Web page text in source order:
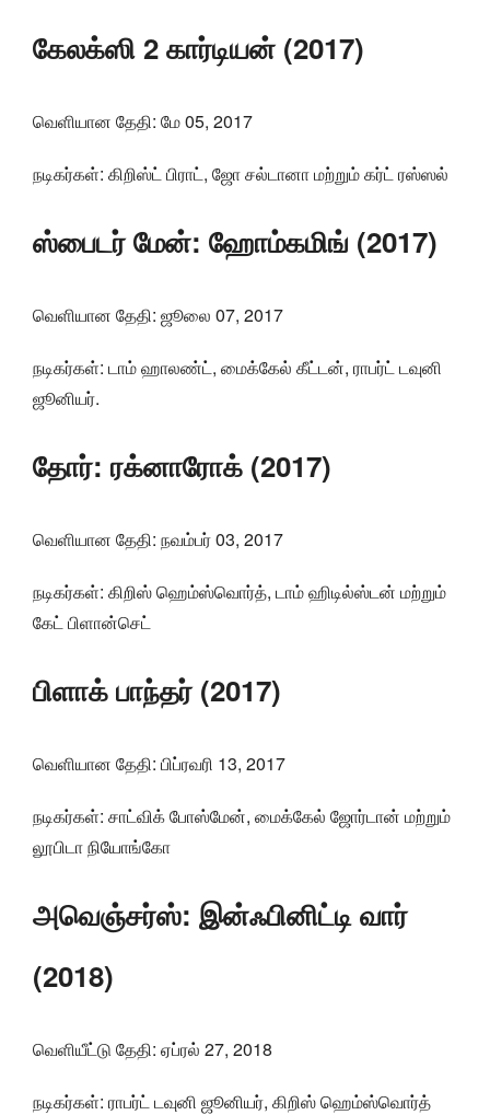
கேலக்ஸி 2 கார்டியன் (2017)
வெளியான தேதி: மே 05, 2017
நடிகர்கள்: கிறிஸ்ட் பிராட், ஜோ சல்டானா மற்றும் கர்ட் ரஸ்ஸல்
ஸ்பைடர் மேன்: ஹோம்கமிங் (2017)
வெளியான தேதி: ஜூலை 07, 2017
நடிகர்கள்: டாம் ஹாலண்ட், மைக்கேல் கீட்டன், ராபர்ட் டவுனி
ஜூனியர்.
தோர்: ரக்னாரோக் (2017)
வெளியான தேதி: நவம்பர் 03, 2017
நடிகர்கள்: கிறிஸ் ஹெம்ஸ்வொர்த், டாம் ஹிடில்ஸ்டன் மற்றும்
கேட் பிளான்செட்
பிளாக் பாந்தர் (2017)
வெளியான தேதி: பிப்ரவரி 13, 2017
நடிகர்கள்: சாட்விக் போஸ்மேன், மைக்கேல் ஜோர்டான் மற்றும்
லூபிடா நியோங்கோ
அவெஞ்சர்ஸ்: இன்ஃபினிட்டி வார்
(2018)
வெளியீட்டு தேதி: ஏப்ரல் 27, 2018
நடிகர்கள்: ராபர்ட் டவுனி ஜூனியர், கிறிஸ் ஹெம்ஸ்வொர்த்